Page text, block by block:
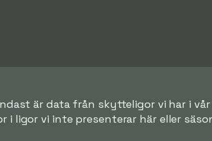
är data från skytteligor vi har i
i ligor vi inte presenterar här eller